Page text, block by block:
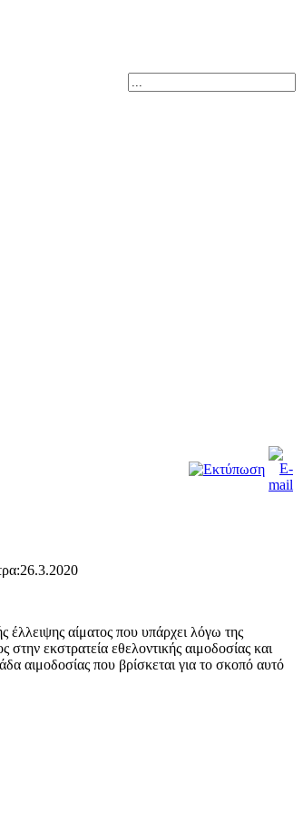
έλλειψης αίματος που υπάρχει λόγω της
εκστρατεία εθελοντικής αιμοδοσίας και
αιμοδοσίας που βρίσκεται για το σκοπό αυτό